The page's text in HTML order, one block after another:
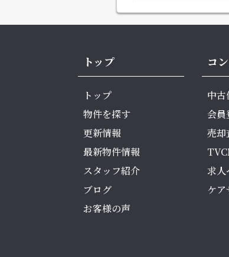
トップ
トップ
物件を探す
更新情報
最新物件情報
スタッフ紹介
ブログ
お客様の声
コ
中
会員
売却
求人
ケ